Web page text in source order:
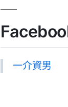
一介資男